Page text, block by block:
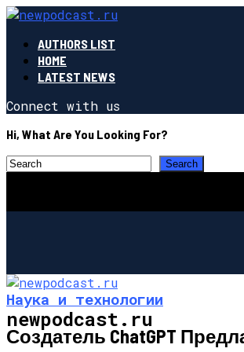
AUTHORS LIST
HOME
LATEST NEWS
Connect with us
Hi, What Are You Looking For?
newpodcast.ru
Наука и технологии
Создатель ChatGPT